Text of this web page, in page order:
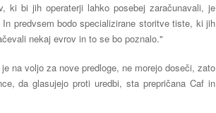
ki bi jih operaterji lahko posebej zaračunavali, je
predvsem bodo specializirane storitve tiste, ki jih
nekaj evrov in to se bo poznalo."
na voljo za nove predloge, ne morejo doseči, zato
da glasujejo proti uredbi, sta prepričana Caf in